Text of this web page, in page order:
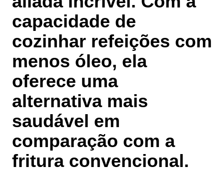
capacidade de
cozinhar refeições com
menos óleo, ela
oferece uma
alternativa mais
saudável em
comparação com a
fritura convencional.